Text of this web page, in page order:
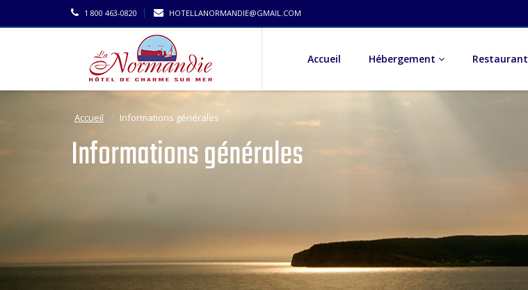
1 800 463-0820 HOTELLANORMANDIE@GMAIL.COM
Accueil Hébergement Restaurant
Accueil Informations générales
Informations générales